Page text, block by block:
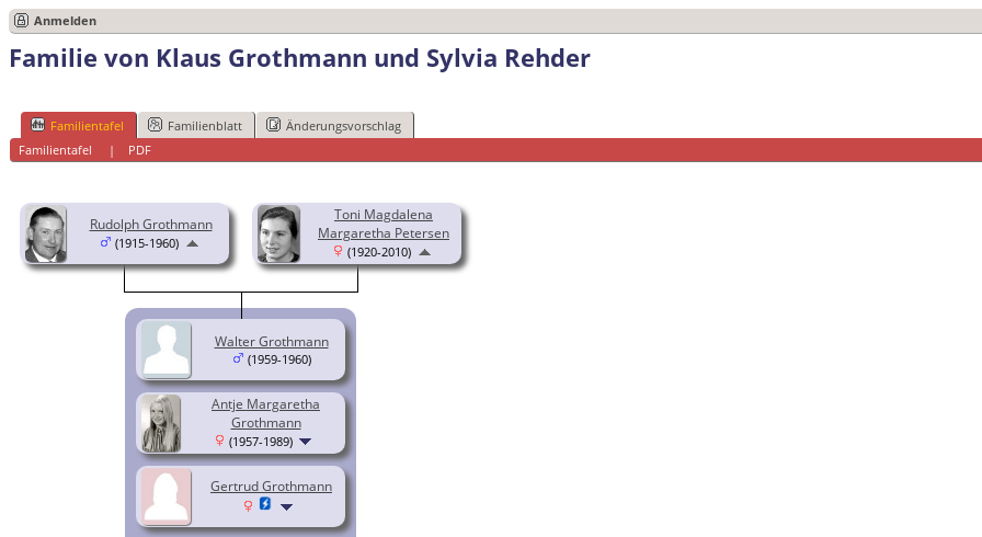
Anmelden
Familie von Klaus Grothmann und Sylvia Rehder
Familientafel Familienblatt
Änderungsvorschlag
Familientafel
| PDF
Rudolph Grothmann
(1915-1960)
Toni Magdalena
Margaretha Petersen
(1920-2010)
Walter Grothmann
(1959-1960)
Antje Margaretha
Grothmann
(1957-1989)
Gertrud Grothmann